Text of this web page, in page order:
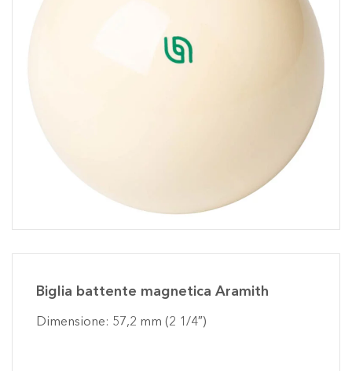
Biglia battente magnetica Aramith
Dimensione: 57,2 mm (2 1/4″)